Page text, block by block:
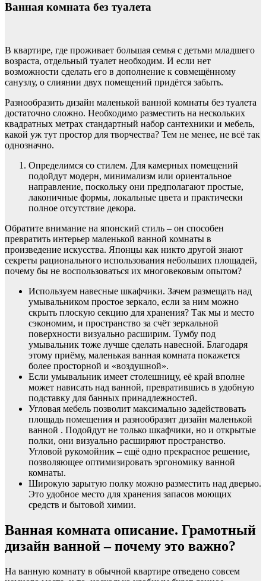
Ванная комната без туалета
В квартире, где проживает большая семья с детьми младшего
возраста, отдельный туалет необходим. И если нет
возможности сделать его в дополнение к совмещённому
санузлу, о слиянии двух помещений придётся забыть.
Разнообразить дизайн маленькой ванной комнаты без туалета
достаточно сложно. Необходимо разместить на нескольких
квадратных метрах стандартный набор сантехники и мебель,
какой уж тут простор для творчества? Тем не менее, не всё так
однозначно.
Определимся со стилем. Для камерных помещений
подойдут модерн, минимализм или ориентальное
направление, поскольку они предполагают простые,
лаконичные формы, локальные цвета и практически
полное отсутствие декора.
Обратите внимание на японский стиль – он способен
превратить интерьер маленькой ванной комнаты в
произведение искусства. Японцы как никто другой знают
секреты рационального использования небольших площадей,
почему бы не воспользоваться их многовековым опытом?
Используем навесные шкафчики. Зачем размещать над
умывальником простое зеркало, если за ним можно
скрыть плоскую секцию для хранения? Так мы и место
сэкономим, и пространство за счёт зеркальной
поверхности визуально расширим. Тумбу под
умывальник тоже лучше сделать навесной. Благодаря
этому приёму, маленькая ванная комната покажется
более просторной и «воздушной».
Если умывальник имеет столешницу, её край вполне
может нависать над ванной, превратившись в удобную
подставку для банных принадлежностей.
Угловая мебель позволит максимально задействовать
площадь помещения и разнообразит дизайн маленькой
ванной . Подойдут не только шкафчики, но и открытые
полки, они визуально расширяют пространство.
Угловой рукомойник – ещё одно прекрасное решение,
позволяющее оптимизировать эргономику ванной
комнаты.
Широкую зарытую полку можно разместить над дверью.
Это удобное место для хранения запасов моющих
средств и бытовой химии.
Ванная комната описание. Грамотный
дизайн ванной – почему это важно?
На ванную комнату в обычной квартире отведено совсем